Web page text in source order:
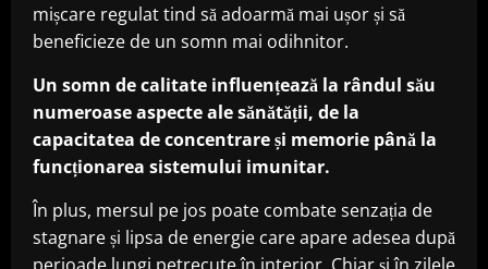
mișcare regulat tind să adoarmă mai ușor și să
beneficieze de un somn mai odihnitor.
Un somn de calitate influențează la rândul său
numeroase aspecte ale sănătății, de la
capacitatea de concentrare și memorie până la
funcționarea sistemului imunitar.
În plus, mersul pe jos poate combate senzația de
stagnare și lipsa de energie care apare adesea după